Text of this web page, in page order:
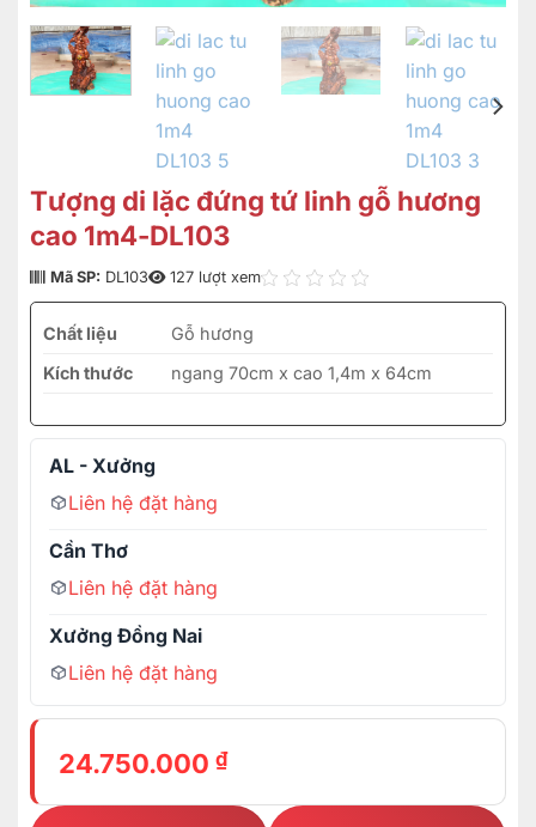
Tượng di lặc đứng tứ linh gỗ hương
cao 1m4-DL103
Mã SP: DL103 127 lượt xem
Chất liệu
Gỗ hương
Kích thước
ngang 70cm x cao 1,4m x 64cm
AL - Xưởng
Liên hệ đặt hàng
Cần Thơ
Liên hệ đặt hàng
Xưởng Đồng Nai
Liên hệ đặt hàng
24.750.000 ₫